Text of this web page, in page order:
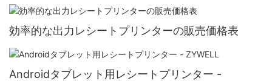
効率的な出力レシートプリンターの販売価格表
Androidタブレット用レシートプリンター -